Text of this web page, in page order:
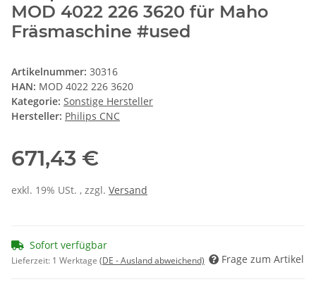
MOD 4022 226 3620 für Maho
Fräsmaschine #used
Artikelnummer: 30316
HAN: MOD 4022 226 3620
Kategorie: Sonstige Hersteller
Hersteller: Philips CNC
671,43 €
exkl. 19% USt. , zzgl. Versand
Sofort verfügbar
Lieferzeit: 1 Werktage (DE - Ausland abweichend) Frage zum Artikel